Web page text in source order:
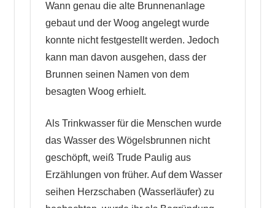
Wann genau die alte Brunnenanlage
gebaut und der Woog angelegt wurde
konnte nicht festgestellt werden. Jedoch
kann man davon ausgehen, dass der
Brunnen seinen Namen von dem
besagten Woog erhielt.
Als Trinkwasser für die Menschen wurde
das Wasser des Wögelsbrunnen nicht
geschöpft, weiß Trude Paulig aus
Erzählungen von früher. Auf dem Wasser
seihen Herzschaben (Wasserläufer) zu